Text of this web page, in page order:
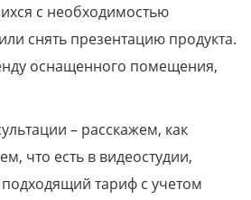
с необходимостью
снять презентацию продукта.
оснащенного помещения,
– расскажем, как
что есть в видеостудии,
тариф с учетом